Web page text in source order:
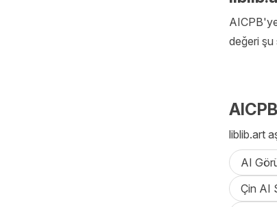
değeri şu
liblib.art
AI
Çin AI